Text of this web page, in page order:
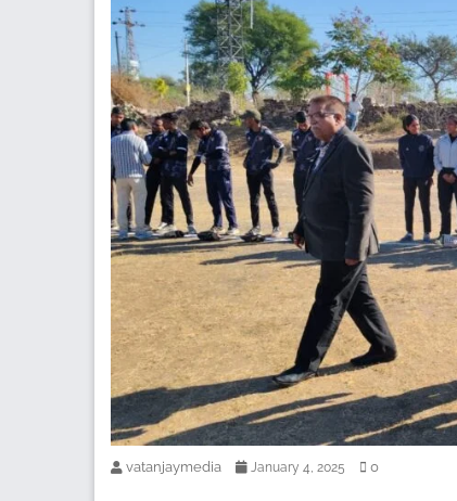
vatanjaymedia January 4, 2025 0